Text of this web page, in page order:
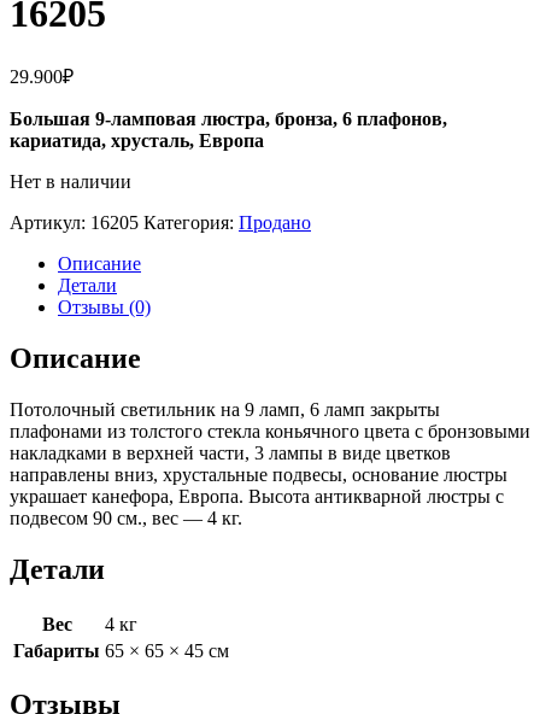
16205
29.900₽
Большая 9-ламповая люстра, бронза, 6 плафонов,
кариатида, хрусталь, Европа
Нет в наличии
Артикул: 16205 Категория: Продано
Описание
Детали
Отзывы (0)
Описание
Потолочный светильник на 9 ламп, 6 ламп закрыты
плафонами из толстого стекла коньячного цвета с бронзовыми
накладками в верхней части, 3 лампы в виде цветков
направлены вниз, хрустальные подвесы, основание люстры
украшает канефора, Европа. Высота антикварной люстры с
подвесом 90 см., вес — 4 кг.
Детали
Вес
4 кг
Габариты 65 × 65 × 45 см
Отзывы